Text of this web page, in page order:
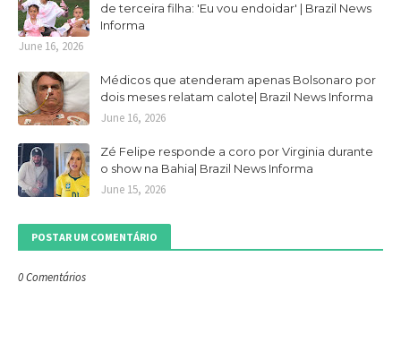
de terceira filha: 'Eu vou endoidar' | Brazil News
Informa
June 16, 2026
Médicos que atenderam apenas Bolsonaro por
dois meses relatam calote| Brazil News Informa
June 16, 2026
Zé Felipe responde a coro por Virginia durante
o show na Bahia| Brazil News Informa
June 15, 2026
POSTAR UM COMENTÁRIO
0 Comentários